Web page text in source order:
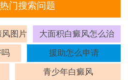
门搜索问题
风图片 大面积白癜风怎么治
援助怎么申请
青少年白癜风